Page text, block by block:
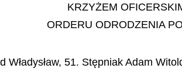
KRZYŻEM
ORDERU ODRODZENIA
51. Stępniak Adam